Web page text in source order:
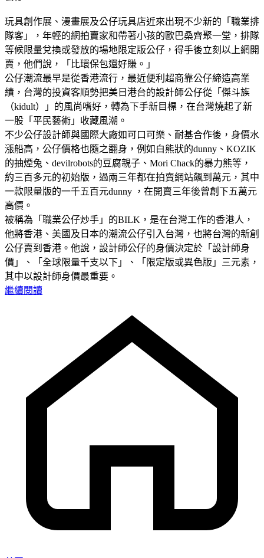
玩具創作展、漫畫展及公仔玩具店近來出現不少新的「職業排
隊客」，年輕的網拍賣家和帶著小孩的歐巴桑齊聚一堂，排隊
等候限量兌換或發放的場地限定版公仔，得手後立刻以上網開
賣，他們說，「比環保包還好賺。」
公仔潮流最早是從香港流行，最近便利超商靠公仔締造高業
績，台灣的投資客順勢把美日港台的設計師公仔從「傑斗族
（kidult）」的風尚嗜好，轉為下手新目標，在台灣燒起了新
一股「平民藝術」收藏風潮。
不少公仔設計師與國際大廠如可口可樂、耐基合作後，身價水
漲船高，公仔價格也隨之翻身，例如白熊狀的dunny、KOZIK
的抽煙兔、devilrobots的豆腐親子、Mori Chack的暴力熊等，
約三百多元的初始版，過兩三年都在拍賣網站飆到萬元，其中
一款限量版的一千五百元dunny ，在開賣三年後曾創下五萬元
高價。
被稱為「職業公仔炒手」的BILK，是在台灣工作的香港人，
他將香港、美國及日本的潮流公仔引入台灣，也將台灣的新創
公仔賣到香港。他說，設計師公仔的身價決定於「設計師身
價」、「全球限量千支以下」、「限定版或異色版」三元素，
其中以設計師身價最重要。
繼續閱讀